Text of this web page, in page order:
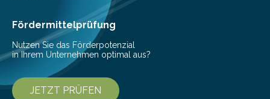
Invasionen treten auf, wenn nicht…
Fördermittelprüfung
Nutzen Sie das Förderpotenzial
in Ihrem Unternehmen optimal aus?
JETZT PRÜFEN